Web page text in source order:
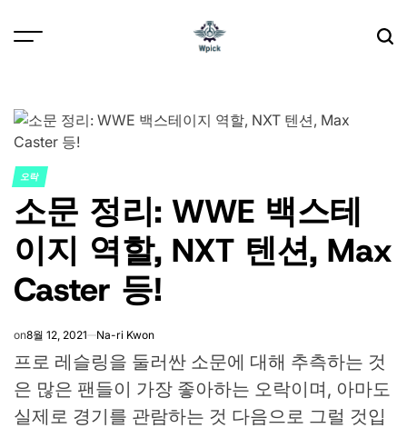
POSTED
오락
소문 정리: WWE 백스테
이지 역할, NXT 텐션, Max
Caster 등!
on8월 12, 2021 Na-ri Kwon
프로 레슬링을 둘러싼 소문에 대해 추측하는 것
은 많은 팬들이 가장 좋아하는 오락이며, 아마도
실제로 경기를 관람하는 것 다음으로 그럴 것입